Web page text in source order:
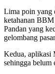
Lima poin yang
ketahanan
Pandan yang
gelombang
Kedua, aplikasi
sehingga belum